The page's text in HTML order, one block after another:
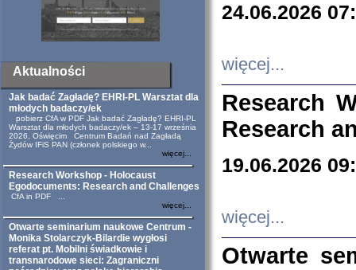
Aktualności
Jak badać Zagładę? EHRI-PL Warsztat dla
młodych badaczy/ek
pobierz CfA w PDF Jak badać Zagładę? EHRI-PL
Warsztat dla młodych badaczy/ek – 13-17 września
2026, Oświęcim Centrum Badań nad Zagładą
Żydów IFiS PAN (członek polskiego w...
więcej...
Research Workshop - Holocaust
Egodocuments: Research and Challenges
CfA in PDF ...
więcej...
Otwarte seminarium naukowe Centrum -
Monika Stolarczyk-Bilardie wygłosi
referat pt. Mobilni świadkowie i
transnarodowe sieci: Zagraniczni
24.06.2026
więcej...
Research
Research
19.06.2026
więcej...
Otwarte